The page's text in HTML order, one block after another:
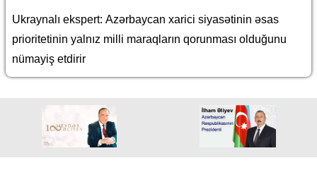
Ukraynalı ekspert: Azərbaycan xarici siyasətinin əsas
prioritetinin yalnız milli maraqların qorunması olduğunu
nümayiş etdirir